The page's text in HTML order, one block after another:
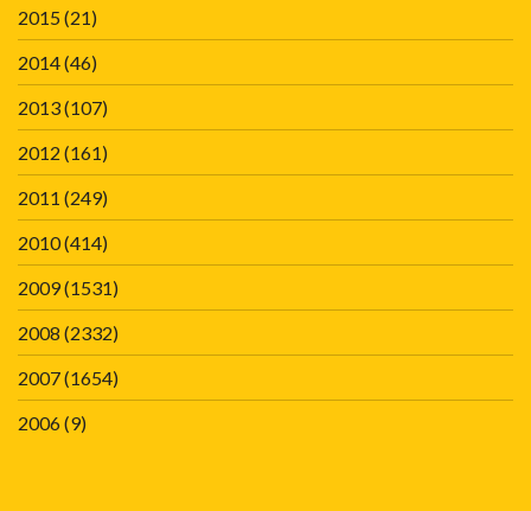
2015(21)
2014(46)
2013(107)
2012 (161)
2011 (249)
2010(414)
2009(1531)
2008 (2332)
2007(1654)
2006(9)